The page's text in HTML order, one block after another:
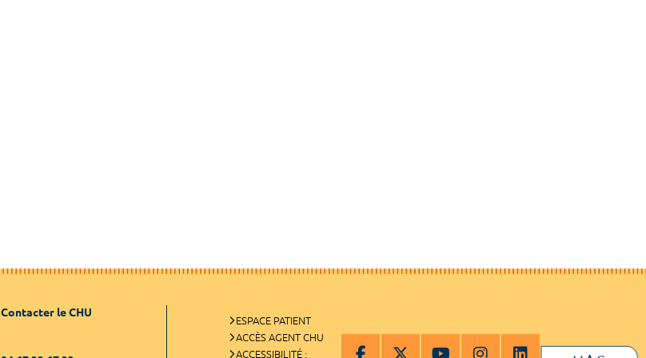
Contacter le CHU
ESPACE PATIENT
ACCÈS AGENT CHU
ACCESSIBILITÉ :